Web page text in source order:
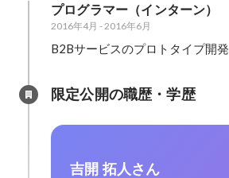
プログラマー（インターン）
2016年4月 - 2016年6月
B2Bサービスのプロトタイプ開発
限定公開の職歴・学歴
吉開 拓人さん